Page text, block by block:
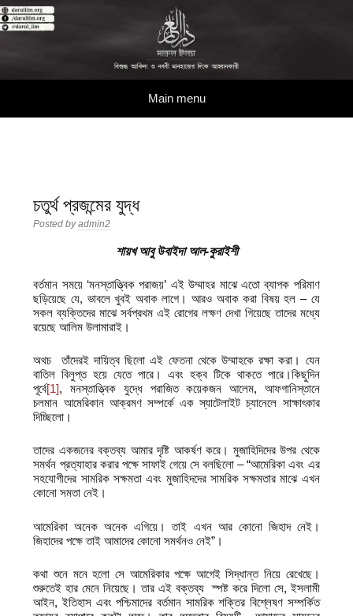
বিশুদ্ধ আকিদা ও নববী মানহাজের দিকে আহ্বানকারী
Main menu
চতুর্থ প্রজন্মের যুদ্ধ
Posted byadmin2
শায়খ আবু উবাইদা আল-কুরাইশী
বর্তমান সময়ে ‘মনস্তাত্ত্বিক পরাজয়’ এই উম্মাহর মাঝে এতো ব্যাপক পরিমাণ
ছড়িয়েছে যে, ভাবলে খুবই অবাক লাগে। আরও অবাক করা বিষয় হল – যে
সকল ব্যক্তিদের মাঝে সর্বপ্রথম এই রোগের লক্ষণ দেখা গিয়েছে তাদের মধ্যে
রয়েছে আলিম উলামারাই।
অথচ তাঁদেরই দায়িত্ব ছিলো এই ফেতনা থেকে উম্মাহকে রক্ষা করা। যেন
বাতিল বিলুপ্ত হয়ে যেতে পারে। এবং হক্ব টিকে থাকতে পারে।কিছুদিন
পূর্বে[1], মনস্তাত্ত্বিক যুদ্ধে পরাজিত কয়েকজন আলেম, আফগানিস্তানে
চলমান আমেরিকান আক্রমণ সম্পর্কে এক স্যাটেলাইট চ্যানেলে সাক্ষাৎকার
দিচ্ছিলো।
তাদের একজনের বক্তব্য আমার দৃষ্টি আকর্ষণ করে। মুজাহিদিদের উপর থেকে
সমর্থন প্রত্যাহার করার পক্ষে সাফাই গেয়ে সে বলছিলো – “আমেরিকা এবং এর
সহযোগীদের সামরিক সক্ষমতা এবং মুজাহিদদের সামরিক সক্ষমতার মাঝে এখন
কোনো সমতা নেই।
আমেরিকা অনেক অনেক এগিয়ে। তাই এখন আর কোনো জিহাদ নেই।
জিহাদের পক্ষে তাই আমাদের কোনো সমর্থনও নেই”।
কথা শুনে মনে হলো সে আমেরিকার পক্ষে আগেই সিদ্ধান্ত নিয়ে রেখেছে।
শুরুতেই হার মেনে নিয়েছে। তার এই বক্তব্য স্পষ্ট করে দিলো সে, ইসলামী
আইন, ইতিহাস এবং পশ্চিমাদের বর্তমান সামরিক শক্তির বিশ্লেষণ সম্পর্কিত